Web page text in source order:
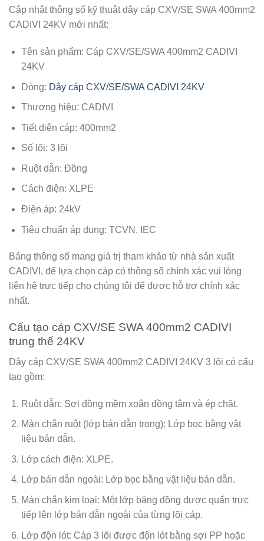
Cập nhật thông số kỹ thuật dây cáp CXV/SE SWA 400mm2
CADIVI 24KV mới nhất:
Tên sản phẩm: Cáp CXV/SE/SWA 400mm2 CADIVI
24KV
Dòng: Dây cáp CXV/SE/SWA CADIVI 24KV
Thương hiệu: CADIVI
Tiết diện cáp: 400mm2
Số lõi: 3 lõi
Ruột dẫn: Đồng
Cách điện: XLPE
Điện áp: 24kV
Tiêu chuẩn áp dụng: TCVN, IEC
Bảng thông số mang giá trị tham khảo từ nhà sản xuất
CADIVI, để lựa chọn cáp có thông số chính xác vui lòng
liên hệ trực tiếp cho chúng tôi để được hỗ trợ chính xác
nhất.
Cấu tạo cáp CXV/SE SWA 400mm2 CADIVI
trung thế 24KV
Dây cáp CXV/SE SWA 400mm2 CADIVI 24KV 3 lõi có cấu
tạo gồm:
Ruột dẫn: Sợi đồng mềm xoắn đồng tâm và ép chặt.
Màn chắn ruột (lớp bán dẫn trong): Lớp bọc bằng vật
liệu bán dẫn.
Lớp cách điện: XLPE.
Lớp bán dẫn ngoài: Lớp bọc bằng vật liệu bán dẫn.
Màn chắn kim loại: Một lớp băng đồng được quấn trực
tiếp lên lớp bán dẫn ngoài của từng lõi cáp.
Lớp độn lót: Cáp 3 lõi được độn lót bằng sợi PP hoặc